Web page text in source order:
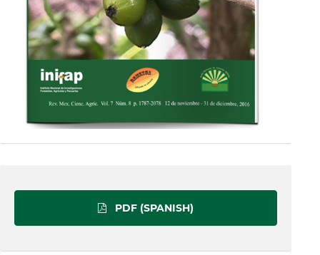
PDF (SPANISH)